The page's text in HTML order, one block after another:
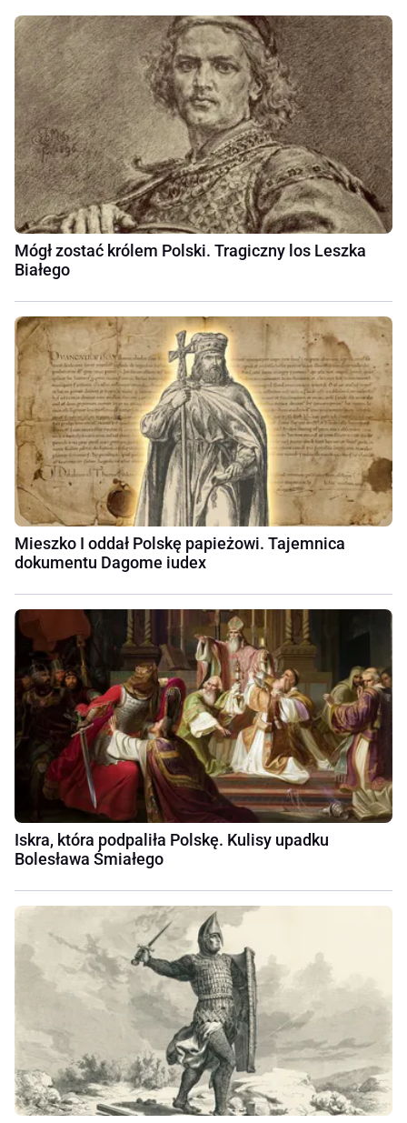
Mógł zostać królem Polski. Tragiczny los Leszka
Białego
Mieszko I oddał Polskę papieżowi. Tajemnica
dokumentu Dagome iudex
Iskra, która podpaliła Polskę. Kulisy upadku
Bolesława Śmiałego